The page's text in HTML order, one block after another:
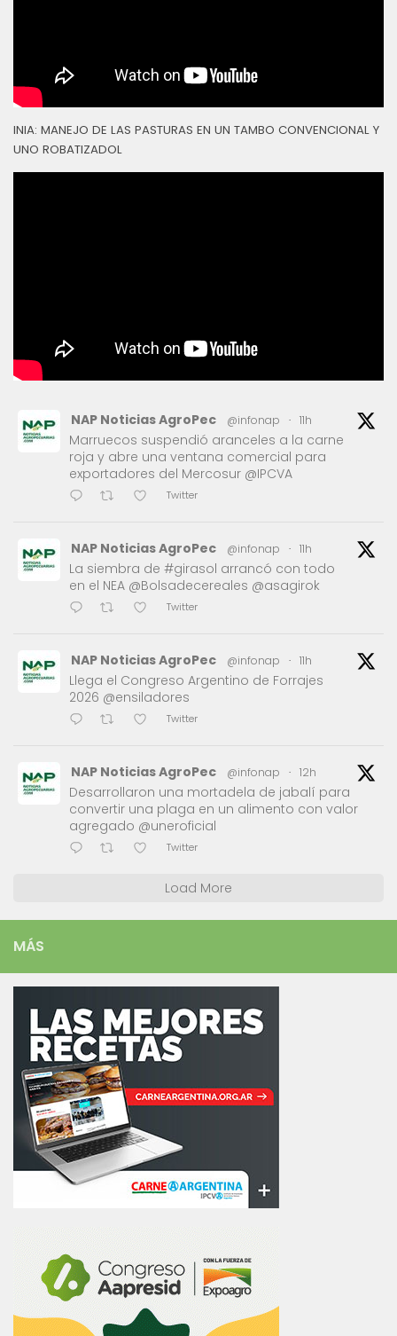
INIA: MANEJO DE LAS PASTURAS EN UN TAMBO CONVENCIONAL Y
UNO ROBATIZADOL
NAP Noticias AgroPec @infonap · 11h
Marruecos suspendió aranceles a la carne
roja y abre una ventana comercial para
exportadores del Mercosur @IPCVA
Twitter
NAP Noticias AgroPec @infonap · 11h
La siembra de #girasol arrancó con todo
en el NEA @Bolsadecereales @asagirok
Twitter
NAP Noticias AgroPec @infonap · 11h
Llega el Congreso Argentino de Forrajes
2026 @ensiladores
Twitter
NAP Noticias AgroPec @infonap · 12h
Desarrollaron una mortadela de jabalí para
convertir una plaga en un alimento con valor
agregado @uneroficial
Twitter
Load More
MÁS